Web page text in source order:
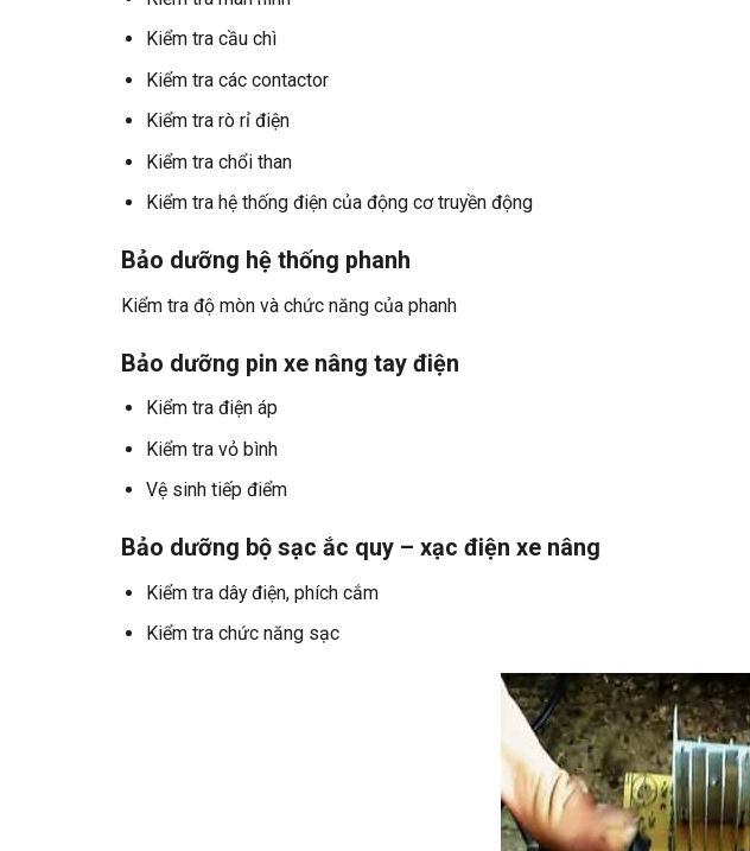
Kiểm tra cầu chì
Kiểm tra các contactor
Kiểm tra rò rỉ điện
Kiểm tra chổi than
Kiểm tra hệ thống điện của động cơ truyền động
Bảo dưỡng hệ thống phanh
Kiểm tra độ mòn và chức năng của phanh
Bảo dưỡng pin xe nâng tay điện
Kiểm tra điện áp
Kiểm tra vỏ bình
Vệ sinh tiếp điểm
Bảo dưỡng bộ sạc ắc quy – xạc điện xe nâng
Kiểm tra dây điện, phích cắm
Kiểm tra chức năng sạc